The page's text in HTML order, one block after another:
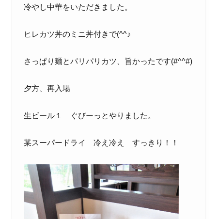
冷やし中華をいただきました。
ヒレカツ丼のミニ丼付きで(^^♪
さっぱり麺とパリパリカツ、旨かったです(#^^#)
夕方、再入場
生ビール１ ぐびーっとやりました。
某スーパードライ 冷え冷え すっきり！！